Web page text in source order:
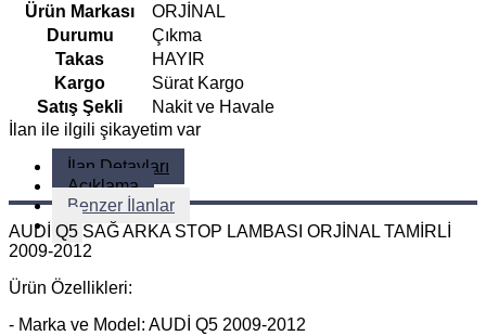
Ürün Markası
ORJİNAL
Durumu
Çıkma
Takas
HAYIR
Kargo
Sürat Kargo
Satış Şekli
Nakit ve Havale
İlan ile ilgili şikayetim var
İlan Detayları
Açıklama
Benzer İlanlar
AUDİ Q5 SAĞ ARKA STOP LAMBASI ORJİNAL TAMİRLİ
2009-2012
Ürün Özellikleri:
- Marka ve Model: AUDİ Q5 2009-2012